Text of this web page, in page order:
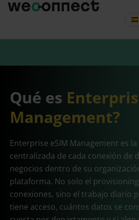
Qué es
Management?
Enterprise eSIM Management es
centralizada de cada conexión de
negocios dentro de su
plataforma. No solo el
conexiones, sino el trabajo diario
tiene acceso, cuántos datos se